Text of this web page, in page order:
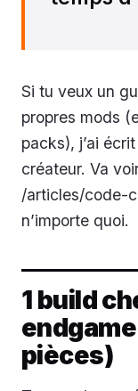
Si tu veux un
propres mods
packs), j’ai
créateur. Va
/articles/code-
n’importe quoi.
1 build
pièces)